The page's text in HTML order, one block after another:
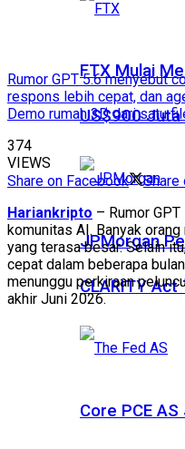
FTX Mulai
US$900
JPMorgan
CLARITY
Core PCE
Rumor GPT 5.6 menyebut
respons lebih cepat, dan
Demo rumah 3D dari satu
374
VIEWS
Share on Facebook
Share
Hariankripto – Rumor
komunitas AI. Banyak
yang terasa besar. Selain
cepat dalam beberapa
menunggu perkiraan
akhir Juni 2026.